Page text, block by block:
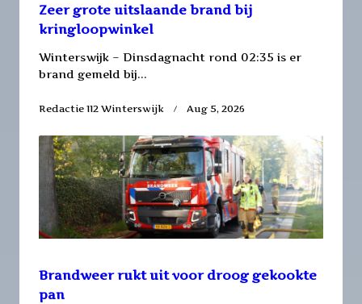
Zeer grote uitslaande brand bij
kringloopwinkel
Winterswijk – Dinsdagnacht rond 02:35 is er
brand gemeld bij...
Redactie 112 Winterswijk Aug 5, 2026
Brandweer rukt uit voor droog gekookte
pan